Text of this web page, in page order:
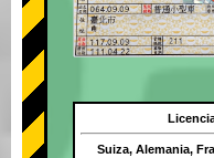
Suiza, Alemania,